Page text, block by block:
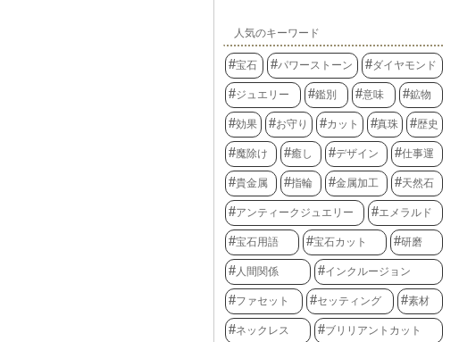
人気のキーワード
宝石 パワーストーン ダイヤモンド
ジュエリー 鑑別 意味 鉱物
効果 お守り カット 真珠 歴史
魔除け 癒し デザイン 仕事運
貴金属 指輪 金属加工 天然石
アンティークジュエリー エメラルド
宝石用語 宝石カット 研磨
人間関係 インクルージョン
ファセット セッティング 素材
ネックレス ブリリアントカット